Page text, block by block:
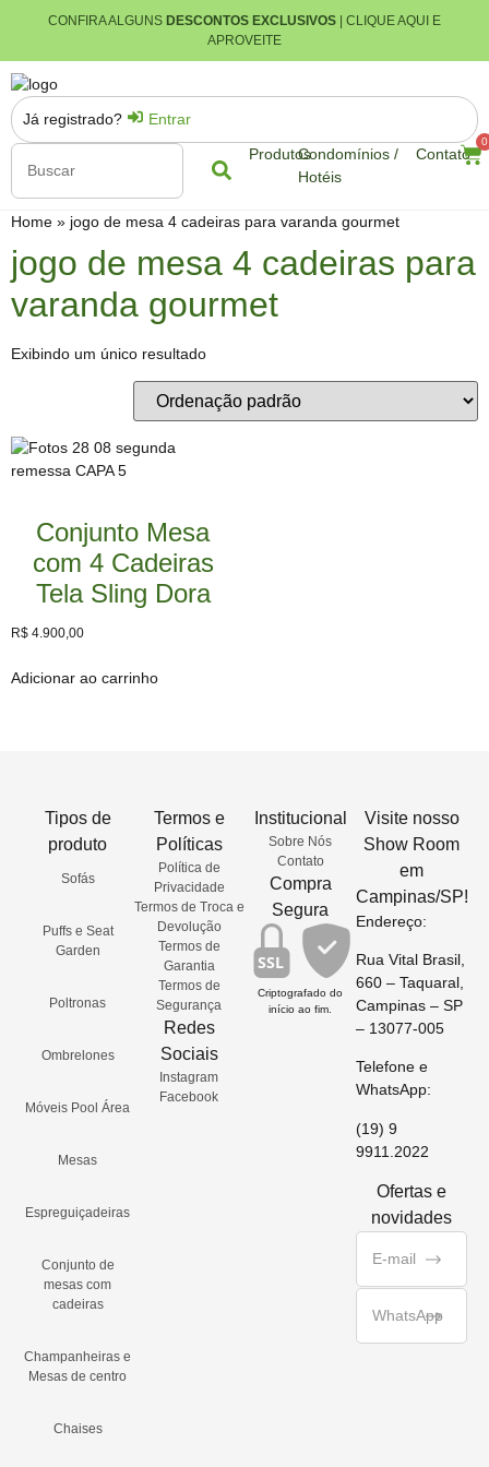
CONFIRA ALGUNS DESCONTOS EXCLUSIVOS | CLIQUE AQUI E
APROVEITE
ProdutosCondomínios /
Hotéis
Contato
0
Já registrado? Entrar
Home » jogo de mesa 4 cadeiras para varanda gourmet
jogo de mesa 4 cadeiras para
varanda gourmet
Exibindo um único resultado
Conjunto Mesa
com 4 Cadeiras
Tela Sling Dora
R$ 4.900,00
Adicionar ao carrinho
Tipos de
produto
Sofás
Puffs e Seat
Garden
Poltronas
Ombrelones
Móveis Pool Área
Mesas
Espreguiçadeiras
Conjunto de
mesas com
cadeiras
Champanheiras e
Mesas de centro
Chaises
Termos e
Políticas
Política de
Privacidade
Termos de Troca e
Devolução
Termos de
Garantia
Termos de
Segurança
Redes
Sociais
Instagram
Facebook
Institucional
Sobre Nós
Contato
Compra
Segura
SSL
Criptografado do
início ao fim.
Visite nosso
Show Room
em
Campinas/SP!
Endereço:
Rua Vital Brasil,
660 – Taquaral,
Campinas – SP
– 13077-005
Telefone e
WhatsApp:
(19) 9
9911.2022
Ofertas e
novidades